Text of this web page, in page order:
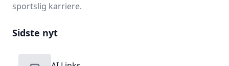
sportslig karriere.
Sidste nyt